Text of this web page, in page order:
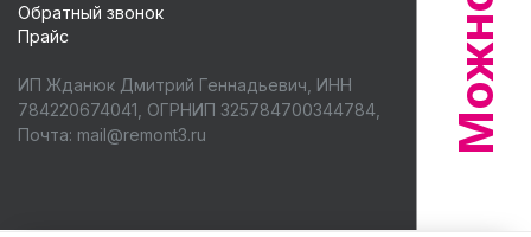
Обратный звонок
Прайс
ИП Жданюк Дмитрий Геннадьевич, ИНН
784220674041, ОГРНИП 325784700344784,
Почта: mail@remont3.ru